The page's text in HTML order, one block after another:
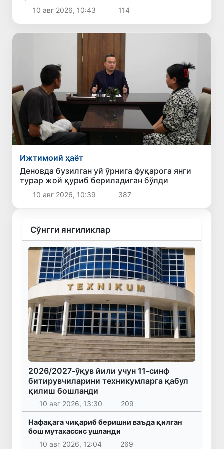
10 авг 2026, 10:43 114
Ижтимоий ҳаёт
Деновда бузилган уй ўрнига фуқарога янги
турар жой қуриб бериладиган бўлди
10 авг 2026, 10:39 387
Сўнгги янгиликлар
2026/2027-ўқув йили учун 11-синф
битирувчиларини техникумларга қабул
қилиш бошланди
10 авг 2026, 13:30 209
Нафақага чиқариб беришни ваъда қилган
бош мутахассис ушланди
10 авг 2026, 12:04
269